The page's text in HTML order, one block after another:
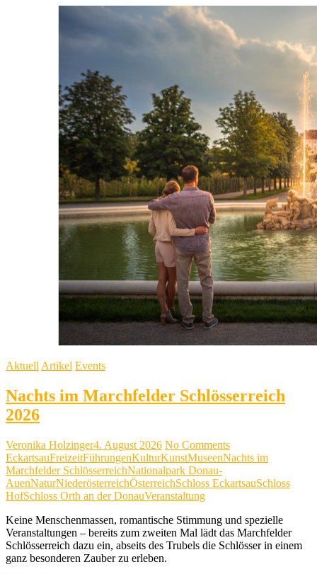
Land
Eiscreme
wächst“
Aktuell Artikel Events
Nachts im Marchfelder Schlösserreich
2026
Veronika Holzinger4. August 2026 No Comments
EckartsauFreizeitFührungenKulturKunstMuseenNachts im
Marchfelder SchlösserreichNationalpark Donau-
AuenNaturNiederösterreichÖsterreichSchloss EckartsauSchloss
HofSchloss Orth an der DonauVeranstaltung
Keine Menschenmassen, romantische Stimmung und spezielle
Veranstaltungen – bereits zum zweiten Mal lädt das Marchfelder
Schlösserreich dazu ein, abseits des Trubels die Schlösser in einem
ganz besonderen Zauber zu erleben.